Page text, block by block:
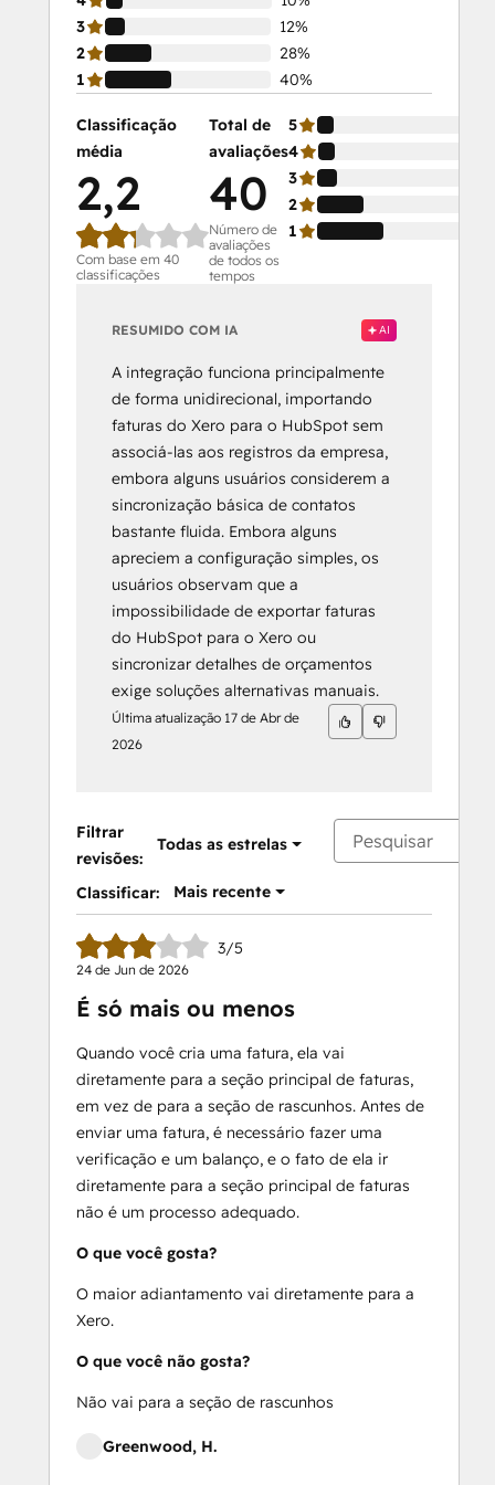
3
12%
2
28%
1
40%
Classificação
média
2,2
Com base em 40
classificações
Total de
avaliações
40
Número de
avaliações
de todos os
tempos
5
4
3
2
1
RESUMIDO COM IA AI
A integração funciona principalmente
de forma unidirecional, importando
faturas do Xero para o HubSpot sem
associá-las aos registros da empresa,
embora alguns usuários considerem a
sincronização básica de contatos
bastante fluida. Embora alguns
apreciem a configuração simples, os
usuários observam que a
impossibilidade de exportar faturas
do HubSpot para o Xero ou
sincronizar detalhes de orçamentos
exige soluções alternativas manuais.
Última atualização 17 de Abr de
2026
Filtrar
revisões:
Todas as estrelas
Classificar: Mais recente
3/5
24 de Jun de 2026
É só mais ou menos
Quando você cria uma fatura, ela vai
diretamente para a seção principal de faturas,
em vez de para a seção de rascunhos. Antes de
enviar uma fatura, é necessário fazer uma
verificação e um balanço, e o fato de ela ir
diretamente para a seção principal de faturas
não é um processo adequado.
O que você gosta?
O maior adiantamento vai diretamente para a
Xero.
O que você não gosta?
Não vai para a seção de rascunhos
Greenwood, H.